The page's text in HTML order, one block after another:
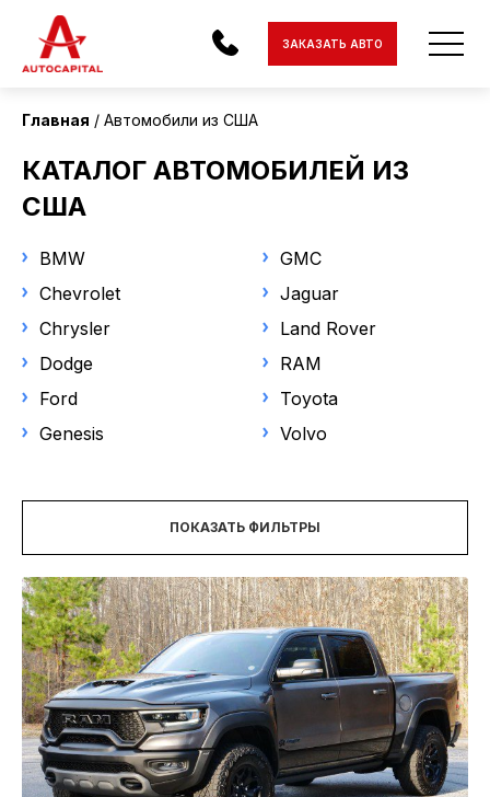
ЭЛЕКТРОМОБИЛИ
ДОСТАВКА
КОНТАКТЫ
О КОМПАНИИ
ОТЗЫВЫ
ЗАКАЗАТЬ АВТО
Главная Автомобили из США
КАТАЛОГ АВТОМОБИЛЕЙ ИЗ
США
BMW
Chevrolet
Chrysler
Dodge
Ford
Genesis
GMC
Jaguar
Land Rover
RAM
Toyota
Volvo
ПОКАЗАТЬ ФИЛЬТРЫ
Страна поставки
Новый
В наличии
Марка
1500 TRX
Цена
С НДС
Год выпуска